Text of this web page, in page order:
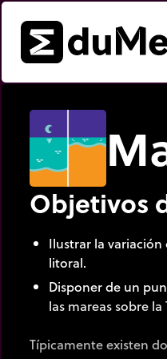
Objetivos
Ilustrar la
litoral.
Disponer de un
las mareas sobre la
Típicamente existen